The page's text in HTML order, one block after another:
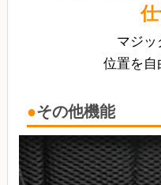
マジッ
位置を自
その他機能